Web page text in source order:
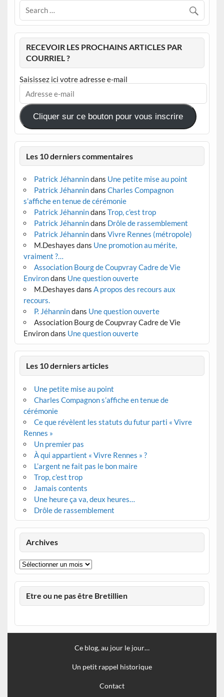
RECEVOIR LES PROCHAINS ARTICLES PAR
COURRIEL ?
Saisissez ici votre adresse e-mail
Adresse
mail
Cliquer sur ce bouton pour vous inscrire
Les 10 derniers commentaires
Patrick Jéhannindans Une petite mise au point
Patrick Jéhannindans Charles Compagnon
s’affiche en tenue de cérémonie
Patrick Jéhannindans Trop, c’est trop
Patrick Jéhannindans Drôle de rassemblement
Patrick Jéhannindans Vivre Rennes (métropole)
M.Deshayes dans Une promotion au mérite,
vraiment ?…
Association Bourg de Coupvray Cadre de Vie
Environdans Une question ouverte
M.Deshayes dans A propos des recours aux
recours.
P. Jéhannindans Une question ouverte
Association Bourg de Coupvray Cadre de Vie
Environdans Une question ouverte
Les 10 derniers articles
Une petite mise au point
Charles Compagnon s’affiche en tenue de
cérémonie
Ce que révèlent les statuts du futur parti « Vivre
Rennes »
Un premier pas
À qui appartient « Vivre Rennes » ?
L’argent ne fait pas le bon maire
Trop, c’est trop
Jamais contents
Une heure ça va, deux heures…
Drôle de rassemblement
Archives
Archives
Etre ou ne pas être Bretillien
Ce blog, au jour le jour…
Un petit rappel historique
Contact